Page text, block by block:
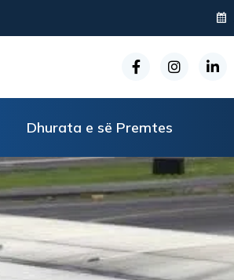
Dhurata e së Premtes